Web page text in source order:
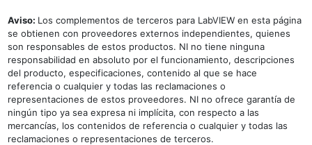
Aviso: Los complementos de terceros para LabVIEW en esta página
se obtienen con proveedores externos independientes, quienes
son responsables de estos productos. NI no tiene ninguna
responsabilidad en absoluto por el funcionamiento, descripciones
del producto, especificaciones, contenido al que se hace
referencia o cualquier y todas las reclamaciones o
representaciones de estos proveedores. NI no ofrece garantía de
ningún tipo ya sea expresa ni implícita, con respecto a las
mercancías, los contenidos de referencia o cualquier y todas las
reclamaciones o representaciones de terceros.